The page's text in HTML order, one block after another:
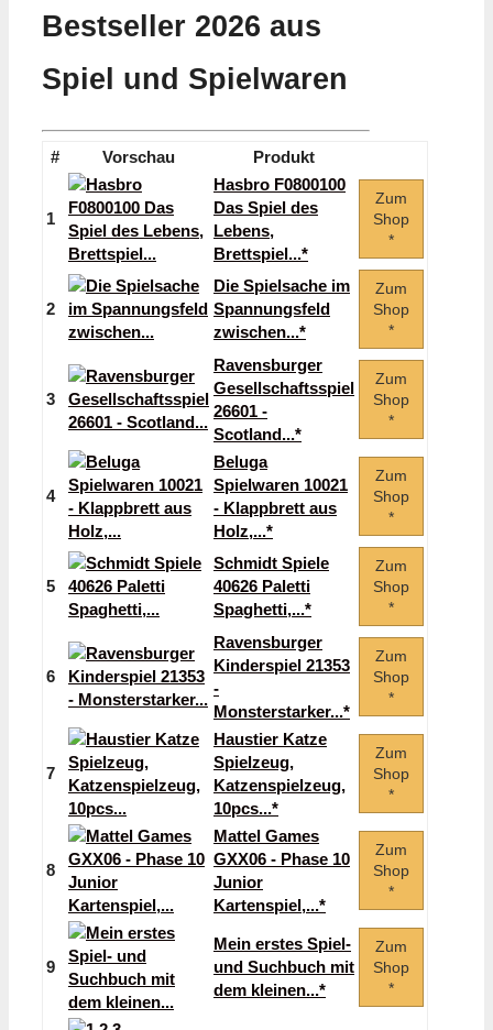
Bestseller 2026 aus
Spiel und Spielwaren
# Vorschau Produkt
1
Hasbro F0800100
Das Spiel des
Lebens,
Brettspiel...*
Zum
Shop
*
2
Die Spielsache im
Spannungsfeld
zwischen...*
Zum
Shop
*
3
Ravensburger
Gesellschaftsspiel
26601 -
Scotland...*
Zum
Shop
*
4
Beluga
Spielwaren 10021
- Klappbrett aus
Holz,...*
Zum
Shop
*
5
Schmidt Spiele
40626 Paletti
Spaghetti,...*
Zum
Shop
*
6
Ravensburger
Kinderspiel 21353
-
Monsterstarker...*
Zum
Shop
*
7
Haustier Katze
Spielzeug,
Katzenspielzeug,
10pcs...*
Zum
Shop
*
8
Mattel Games
GXX06 - Phase 10
Junior
Kartenspiel,...*
Zum
Shop
*
9
Mein erstes Spiel-
und Suchbuch mit
dem kleinen...*
Zum
Shop
*